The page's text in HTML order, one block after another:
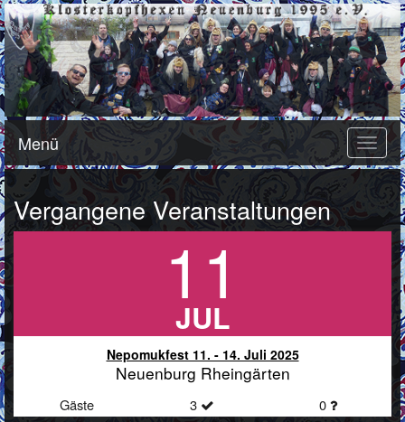
Toggle
Menü
Vergangene Veranstaltungen
11
JUL
Nepomukfest 11. - 14. Juli 2025
Neuenburg Rheingärten
Gäste 3 0